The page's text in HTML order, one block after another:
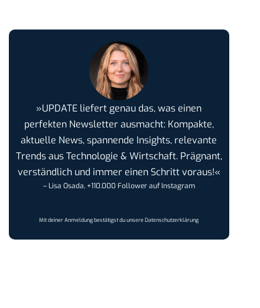
»UPDATE liefert genau das, was einen
perfekten Newsletter ausmacht: Kompakte,
aktuelle News, spannende Insights, relevante
Trends aus Technologie & Wirtschaft. Prägnant,
verständlich und immer einen Schritt voraus!«
– Lisa Osada, +110.000 Follower auf Instagram
Mit deiner Anmeldung bestätigst du unsereDatenschutzerklärung